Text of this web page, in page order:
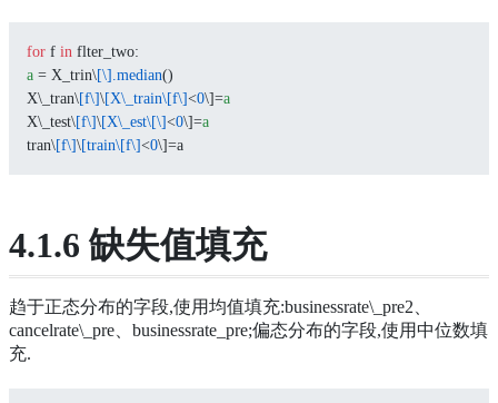
for f in flter_two:
a = X_trin\[\] .median()
X\_tran\[f\]\[X\_train\[f\]<0\]=a
X\_test\[f\]\[X\_est\[\]<0\]=a
tran\[f\]\[train\[f\]<0\]=a
4.1.6 缺失值填充
趋于正态分布的字段,使用均值填充:businessrate\_pre2、
cancelrate\_pre、businessrate_pre;偏态分布的字段,使用中位数填
充.